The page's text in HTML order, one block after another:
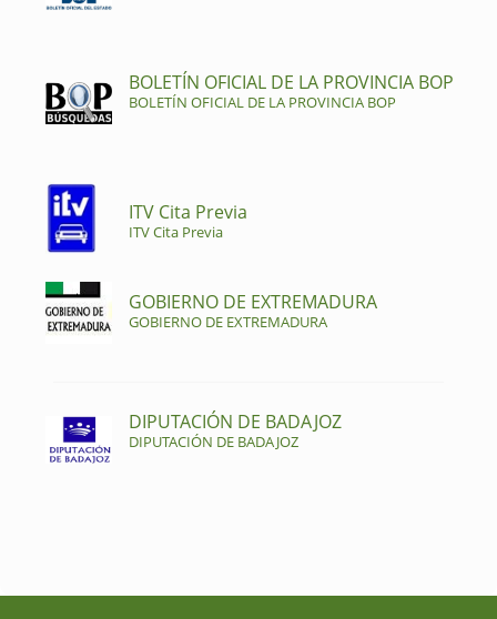
BOLETÍN OFICIAL DE LA PROVINCIA BOP
BOLETÍN OFICIAL DE LA PROVINCIA BOP
ITV Cita Previa
ITV Cita Previa
GOBIERNO DE EXTREMADURA
GOBIERNO DE EXTREMADURA
DIPUTACIÓN DE BADAJOZ
DIPUTACIÓN DE BADAJOZ